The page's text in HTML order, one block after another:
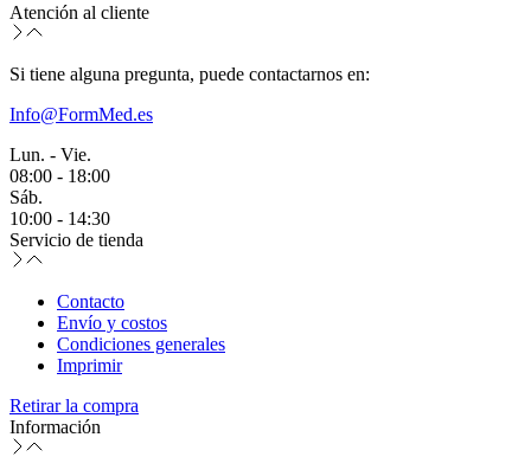
Atención al cliente
Si tiene alguna pregunta, puede contactarnos en:
Info@FormMed.es
Lun. - Vie.
08:00 - 18:00
Sáb.
10:00 - 14:30
Servicio de tienda
Contacto
Envío y costos
Condiciones generales
Imprimir
Retirar la compra
Información